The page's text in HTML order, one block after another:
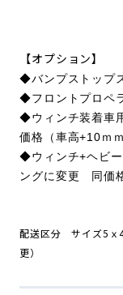
【オプション】
◆バンプストップ
◆フロントプロペ
◆ウィンチ装着車
価格（車高+10ｍｍ
◆ウィンチ+ヘビー
ングに変更 同価
配送区分 サイズ5ｘ
更）